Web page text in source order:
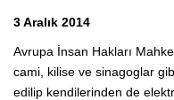
3 Aralık 2014
Avrupa İnsan Hakları
cami, kilise ve sinagoglar
edilip kendilerinden de